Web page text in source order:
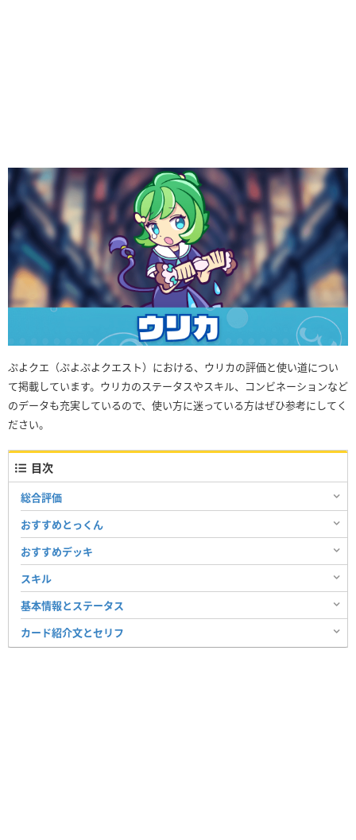
ぷよクエ（ぷよぷよクエスト）における、ウリカの評価と使い道につい
て掲載しています。ウリカのステータスやスキル、コンビネーションなど
のデータも充実しているので、使い方に迷っている方はぜひ参考にしてく
ださい。
目次
総合評価
おすすめとっくん
おすすめデッキ
スキル
基本情報とステータス
カード紹介文とセリフ